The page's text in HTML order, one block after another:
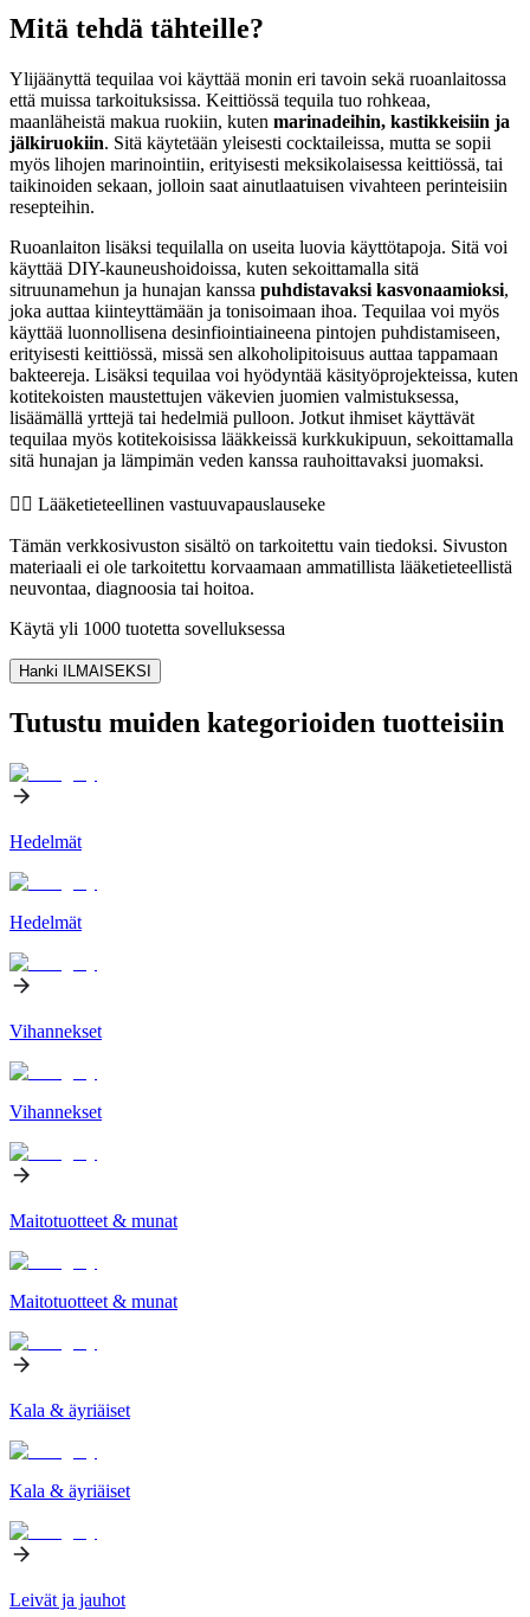
Mitä tehdä tähteille?
Ylijäänyttä tequilaa voi käyttää monin eri tavoin sekä ruoanlaitossa
että muissa tarkoituksissa. Keittiössä tequila tuo rohkeaa,
maanläheistä makua ruokiin, kuten marinadeihin, kastikkeisiin ja
jälkiruokiin. Sitä käytetään yleisesti cocktaileissa, mutta se sopii
myös lihojen marinointiin, erityisesti meksikolaisessa keittiössä, tai
taikinoiden sekaan, jolloin saat ainutlaatuisen vivahteen perinteisiin
resepteihin.
Ruoanlaiton lisäksi tequilalla on useita luovia käyttötapoja. Sitä voi
käyttää DIY-kauneushoidoissa, kuten sekoittamalla sitä
sitruunamehun ja hunajan kanssa puhdistavaksi kasvonaamioksi,
joka auttaa kiinteyttämään ja tonisoimaan ihoa. Tequilaa voi myös
käyttää luonnollisena desinfiointiaineena pintojen puhdistamiseen,
erityisesti keittiössä, missä sen alkoholipitoisuus auttaa tappamaan
bakteereja. Lisäksi tequilaa voi hyödyntää käsityöprojekteissa, kuten
kotitekoisten maustettujen väkevien juomien valmistuksessa,
lisäämällä yrttejä tai hedelmiä pulloon. Jotkut ihmiset käyttävät
tequilaa myös kotitekoisissa lääkkeissä kurkkukipuun, sekoittamalla
sitä hunajan ja lämpimän veden kanssa rauhoittavaksi juomaksi.
👨‍⚕️️ Lääketieteellinen vastuuvapauslauseke
Tämän verkkosivuston sisältö on tarkoitettu vain tiedoksi. Sivuston
materiaali ei ole tarkoitettu korvaamaan ammatillista lääketieteellistä
neuvontaa, diagnoosia tai hoitoa.
Käytä yli 1000 tuotetta sovelluksessa
Hanki ILMAISEKSI
Tutustu muiden kategorioiden tuotteisiin
Hedelmät
Hedelmät
Vihannekset
Vihannekset
Maitotuotteet & munat
Maitotuotteet & munat
Kala & äyriäiset
Kala & äyriäiset
Leivät ja jauhot